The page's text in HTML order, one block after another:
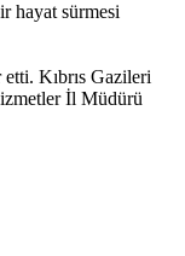
hayat sürmesi
Kıbrıs Gazileri
İl Müdürü